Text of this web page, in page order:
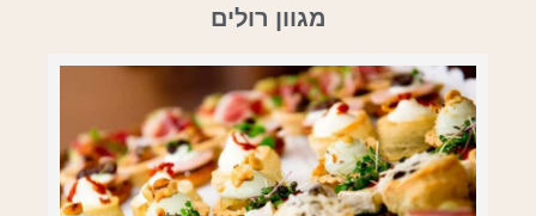
מגוון רולים